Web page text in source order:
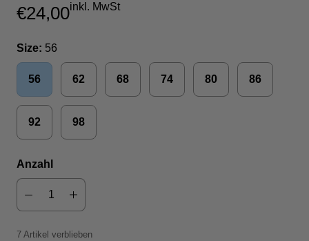
€24,00inkl. MwSt
Size: 56
56 62 68 74 80 86
92 98
Anzahl
7 Artikel verblieben